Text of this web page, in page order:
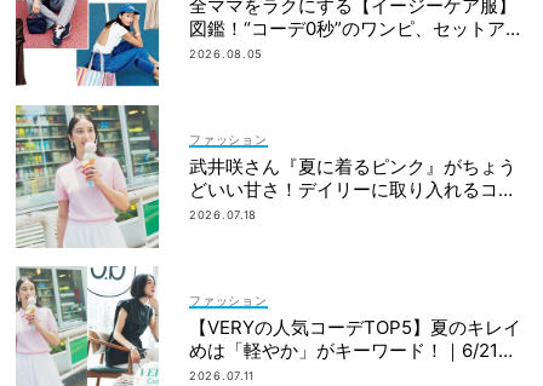
全ママをラクにする【イージーケア服】
図鑑！“コーデ0秒”のワンピ、セットアッ
プetc.
2026.08.05
ファッション
武井咲さん『夏に着るピンク』がちょう
どいい甘さ！デイリーに取り入れるコツ
3選
2026.07.18
ファッション
【VERYの人気コーデTOP5】夏のキレイ
めは「軽やか」がキーワード！｜6/21〜
30
2026.07.11